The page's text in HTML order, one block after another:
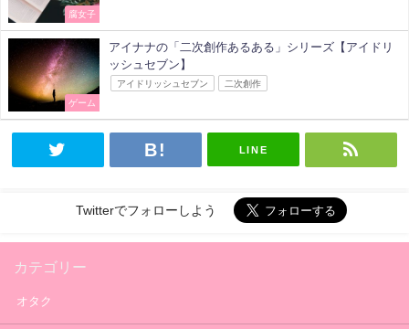
腐女子
ゲーム
アイナナの「二次創作あるある」シリーズ【アイドリ
ッシュセブン】
アイドリッシュセブン 二次創作
LINE
Twitterでフォローしよう
カテゴリー
オタク